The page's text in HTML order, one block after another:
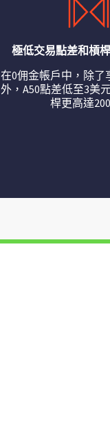
極低交易點差和槓
在0佣金帳戶中，除了
外，A50點差低至3美
桿更高達